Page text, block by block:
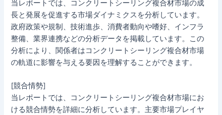
当レポートでは、コンクリートシーリング複合材市場の成
長と発展を促進する市場ダイナミクスを分析しています。
政府政策や規制、技術進歩、消費者動向や嗜好、インフラ
整備、業界連携などの分析データを掲載しています。この
分析により、関係者はコンクリートシーリング複合材市場
の軌道に影響を与える要因を理解することができます。
[競合情勢]
当レポートでは、コンクリートシーリング複合材市場にお
ける競合情勢を詳細に分析しています。主要市場プレイヤ